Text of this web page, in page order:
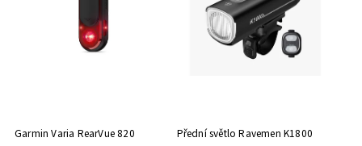
Garmin Varia RearVue 820 Přední světlo Ravemen K1800